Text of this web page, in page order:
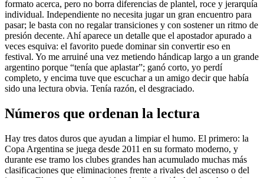
formato acerca, pero no borra diferencias de plantel, roce y jerarquía
individual. Independiente no necesita jugar un gran encuentro para
pasar; le basta con no regalar transiciones y con sostener un ritmo de
presión decente. Ahí aparece un detalle que el apostador apurado a
veces esquiva: el favorito puede dominar sin convertir eso en
festival. Yo me arruiné una vez metiendo hándicap largo a un grande
argentino porque “tenía que aplastar”; ganó corto, yo perdí
completo, y encima tuve que escuchar a un amigo decir que había
sido una lectura obvia. Tenía razón, el desgraciado.
Números que ordenan la lectura
Hay tres datos duros que ayudan a limpiar el humo. El primero: la
Copa Argentina se juega desde 2011 en su formato moderno, y
durante ese tramo los clubes grandes han acumulado muchas más
clasificaciones que eliminaciones frente a rivales del ascenso o del